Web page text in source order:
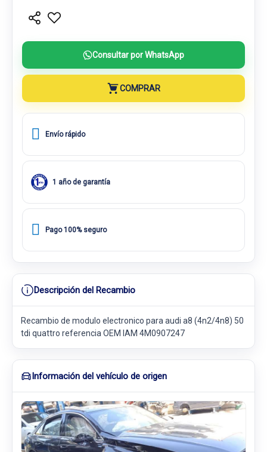
Consultar por WhatsApp
COMPRAR
Envío rápido
1 año de garantía
Pago 100% seguro
Descripción del Recambio
Recambio de modulo electronico para audi a8 (4n2/4n8) 50
tdi quattro referencia OEM IAM 4M0907247
Información del vehículo de origen